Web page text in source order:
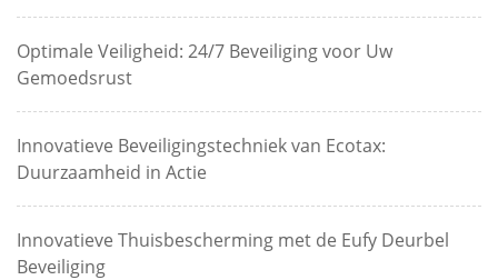
Optimale Veiligheid: 24/7 Beveiliging voor Uw
Gemoedsrust
Innovatieve Beveiligingstechniek van Ecotax:
Duurzaamheid in Actie
Innovatieve Thuisbescherming met de Eufy Deurbel
Beveiliging